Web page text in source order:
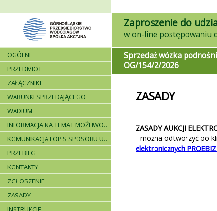
Zaproszenie do
OGÓLNE
PRZEDMIOT
ZAŁĄCZNIKI
WARUNKI SPRZEDAJĄCEGO
WADIUM
INFORMACJA NA TEMAT MOŻLIWOŚCI SKŁADANIA JEDNEJ OFERTY PRZEZ DWA LUB WIĘCEJ PODMIOTÓW ORAZ UCZESTNICTWA PODWYKONAWCÓW
KOMUNIKACJA I OPIS SPOSOBU UDZIELANIA WYJAŚNIEŃ
PRZEBIEG
KONTAKTY
ZGŁOSZENIE
ZASADY
INSTRUKCJE
Sprzedaż wózka
OG/154/2/2026
ZASADY
ZASADY AUKCJI
- można odtworzyć po
elektronicznych